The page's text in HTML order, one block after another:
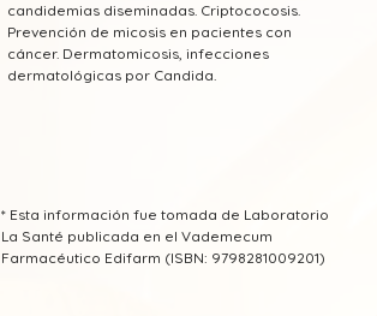
candidemias diseminadas. Criptococosis.
Prevención de micosis en pacientes con
cáncer. Dermatomicosis, infecciones
dermatológicas por Candida.
* Esta información fue tomada de Laboratorio
La Santé publicada en el Vademecum
Farmacéutico Edifarm (ISBN: 9798281009201)